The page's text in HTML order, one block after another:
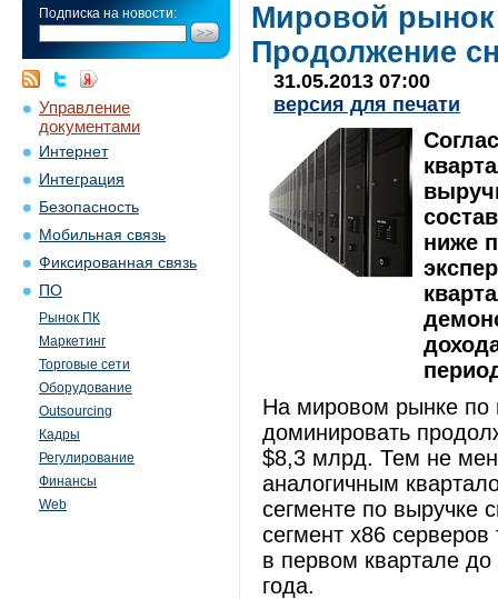
Подписка на новости:
Управление
документами
Интернет
Интеграция
Безопасность
Мобильная связь
Фиксированная связь
ПО
Рынок ПК
Маркетинг
Торговые сети
Оборудование
Outsourcing
Кадры
Регулирование
Финансы
Web
Мировой рынок
Продолжение
31.05.2013 07:00
версия для печати
ниже
На мировом рынке по
доминировать
$8,3 млрд. Тем не
аналогичным
сегменте по выручке
сегмент x86
в первом квартале
года.